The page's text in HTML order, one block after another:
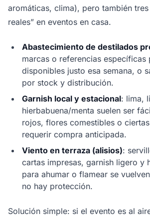
aromáticas, clima), pero también
reales” en eventos en casa.
Abastecimiento de destilados
marcas o referencias específicas
disponibles justo esa semana, o
por stock y distribución.
Garnish local y estacional: lima,
hierbabuena/menta suelen ser
rojos, flores comestibles o
requerir compra anticipada.
Viento en terraza (alisios):
cartas impresas, garnish ligero y
para ahumar o flamear se
no hay protección.
Solución simple: si el evento es al